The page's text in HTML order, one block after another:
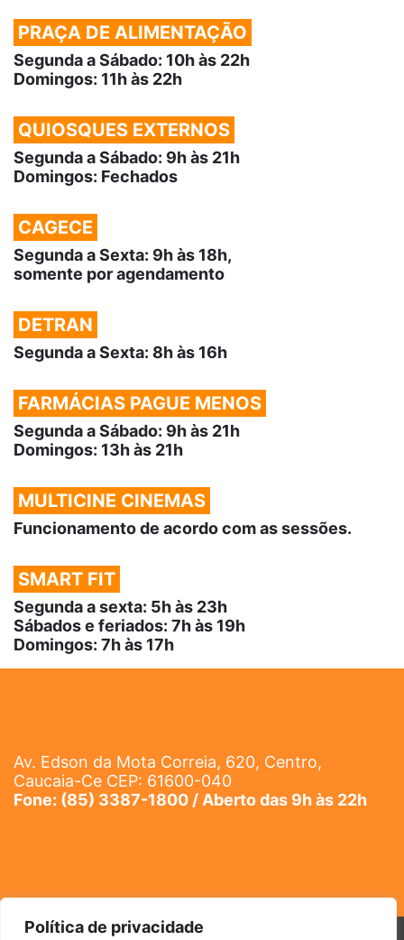
Política de privacidade
PRAÇA DE ALIMENTAÇÃO
Segunda a Sábado: 10h às 22h
Domingos: 11h às 22h
QUIOSQUES EXTERNOS
Segunda a Sábado: 9h às 21h
Domingos: Fechados
CAGECE
Segunda a Sexta: 9h às 18h,
somente por agendamento
DETRAN
Segunda a Sexta: 8h às 16h
FARMÁCIAS PAGUE MENOS
Segunda a Sábado: 9h às 21h
Domingos: 13h às 21h
MULTICINE CINEMAS
Funcionamento de acordo com as sessões.
SMART FIT
Segunda a sexta: 5h às 23h
Sábados e feriados: 7h às 19h
Domingos: 7h às 17h
Av. Edson da Mota Correia, 620, Centro,
Caucaia-Ce CEP: 61600-040
Fone: (85) 3387-1800 / Aberto das 9h às 22h